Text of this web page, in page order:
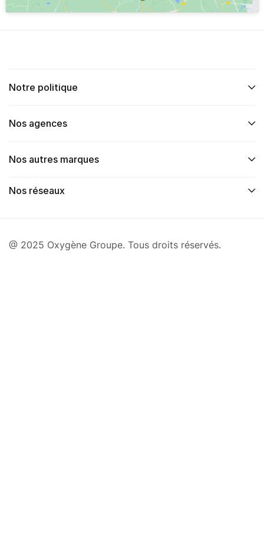
Notre politique
Nos agences
Nos autres marques
Nos réseaux
@ 2025 Oxygène Groupe. Tous droits réservés.